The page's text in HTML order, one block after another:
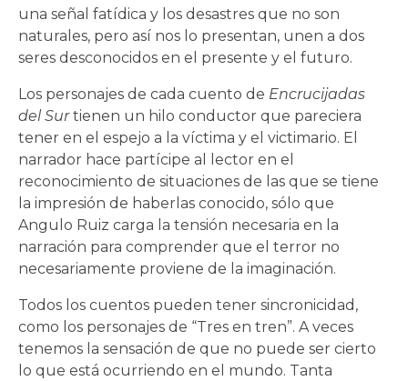
una señal fatídica y los desastres que no son
naturales, pero así nos lo presentan, unen a dos
seres desconocidos en el presente y el futuro.
Los personajes de cada cuento de Encrucijadas
del Surtienen un hilo conductor que pareciera
tener en el espejo a la víctima y el victimario. El
narrador hace partícipe al lector en el
reconocimiento de situaciones de las que se tiene
la impresión de haberlas conocido, sólo que
Angulo Ruiz carga la tensión necesaria en la
narración para comprender que el terror no
necesariamente proviene de la imaginación.
Todos los cuentos pueden tener sincronicidad,
como los personajes de “Tres en tren”. A veces
tenemos la sensación de que no puede ser cierto
lo que está ocurriendo en el mundo. Tanta